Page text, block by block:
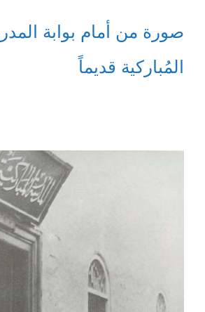
صورة من أمام بوابة
المُباركية قديماً